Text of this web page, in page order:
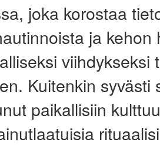
joka korostaa
ja
viihdykseksi
Kuitenkin
paikallisiin